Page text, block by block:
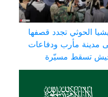
الحوثي تجدد قصفها
مدينة مأرب ودفاعات
تسقط مسيّرة